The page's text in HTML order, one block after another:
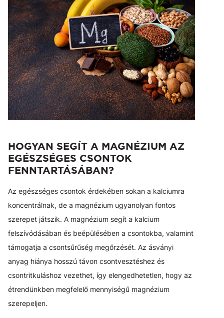
HOGYAN SEGÍT A MAGNÉZIUM AZ
EGÉSZSÉGES CSONTOK
FENNTARTÁSÁBAN?
Az egészséges csontok érdekében sokan a kalciumra
koncentrálnak, de a magnézium ugyanolyan fontos
szerepet játszik. A magnézium segít a kalcium
felszívódásában és beépülésében a csontokba, valamint
támogatja a csontsűrűség megőrzését. Az ásványi
anyag hiánya hosszú távon csontvesztéshez és
csontritkuláshoz vezethet, így elengedhetetlen, hogy az
étrendünkben megfelelő mennyiségű magnézium
szerepeljen.